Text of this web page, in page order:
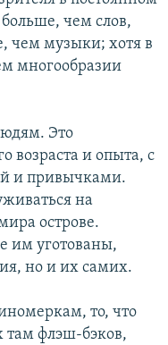
чем слов,
чем музыки; хотя в
многообразии
Это
возраста и опыта, с
и привычками.
на
острове.
им уготованы,
но и их самих.
то, что
там флэш-бэков,